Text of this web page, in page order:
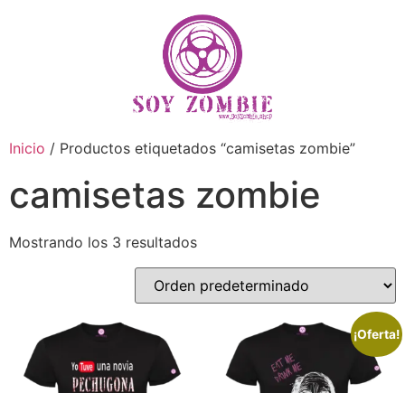
Inicio / Productos etiquetados “camisetas zombie”
camisetas zombie
Mostrando los 3 resultados
¡Oferta!